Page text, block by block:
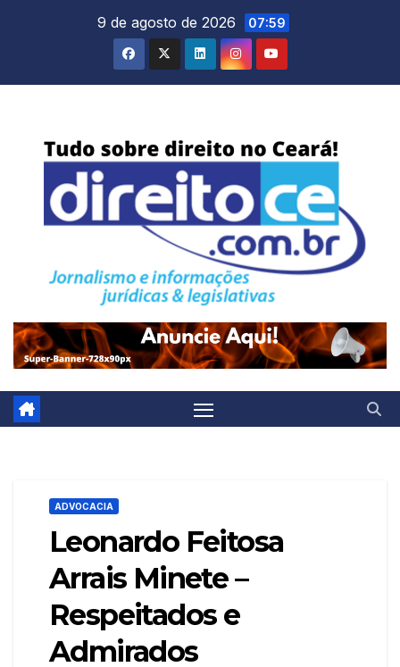
9 de agosto de 2026 07:59
ADVOCACIA
Leonardo Feitosa
Arrais Minete –
Respeitados e
Admirados